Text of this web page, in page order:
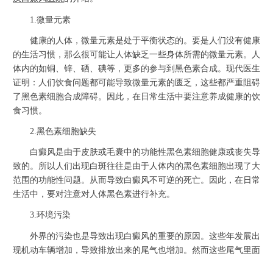
1.微量元素
健康的人体，微量元素是处于平衡状态的。要是人们没有健康
的生活习惯，那么很可能让人体缺乏一些身体所需的微量元素。人
体内的如铜、锌、硒、碘等，更多的参与到黑色素合成。现代医生
证明：人们饮食问题都可能导致微量元素的匮乏，这些都严重阻碍
了黑色素细胞合成障碍。因此，在日常生活中要注意养成健康的饮
食习惯。
2.黑色素细胞缺失
白癜风是由于皮肤或毛囊中的功能性黑色素细胞健康或丧失导
致的。所以人们出现白斑往往是由于人体内的黑色素细胞出现了大
范围的功能性问题。从而导致白癜风不可逆的死亡。因此，在日常
生活中，要对注意对人体黑色素进行补充。
3.环境污染
外界的污染也是导致出现白癜风的重要的原因。这些年发展出
现机动车辆增加，导致排放出来的尾气也增加。然而这些尾气里面